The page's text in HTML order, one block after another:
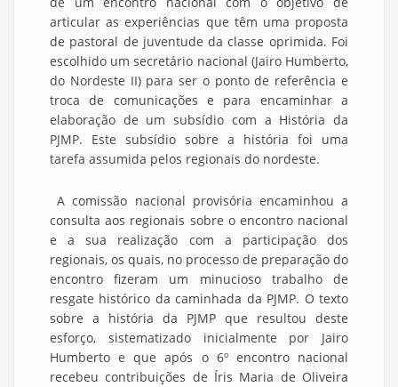
articular as experiências que têm uma proposta
de pastoral de juventude da classe oprimida. Foi
escolhido um secretário nacional (Jairo Humberto,
do Nordeste II) para ser o ponto de referência e
troca de comunicações e para encaminhar a
elaboração de um subsídio com a História da
PJMP. Este subsídio sobre a história foi uma
tarefa assumida pelos regionais do nordeste.
A comissão nacional provisória encaminhou a
consulta aos regionais sobre o encontro nacional
e a sua realização com a participação dos
regionais, os quais, no processo de preparação do
encontro fizeram um minucioso trabalho de
resgate histórico da caminhada da PJMP. O texto
sobre a história da PJMP que resultou deste
esforço, sistematizado inicialmente por Jairo
Humberto e que após o 6º encontro nacional
recebeu contribuições de Íris Maria de Oliveira